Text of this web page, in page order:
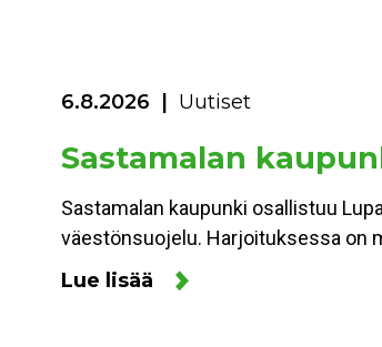
6.8.2026 Uutiset
Sastamalan
Sastamalan kaupunki osallistuu
väestönsuojelu. Harjoituksessa on
Lue lisää